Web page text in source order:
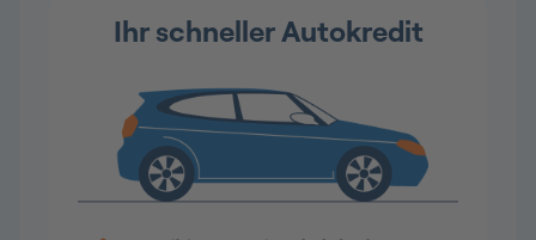
Ihr schneller Autokredit